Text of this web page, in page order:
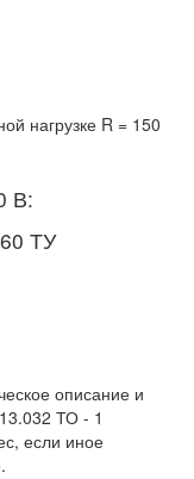
нагрузке R = 150
В:
ТУ
описание и
ТО - 1
если иное